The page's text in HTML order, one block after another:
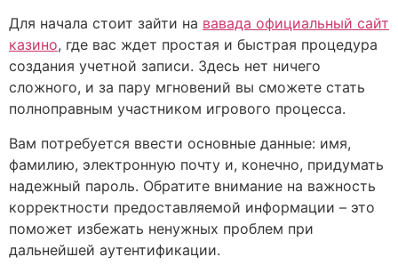
Для начала стоит зайти на вавада официальный сайт
казино, где вас ждет простая и быстрая процедура
создания учетной записи. Здесь нет ничего
сложного, и за пару мгновений вы сможете стать
полноправным участником игрового процесса.
Вам потребуется ввести основные данные: имя,
фамилию, электронную почту и, конечно, придумать
надежный пароль. Обратите внимание на важность
корректности предоставляемой информации – это
поможет избежать ненужных проблем при
дальнейшей аутентификации.